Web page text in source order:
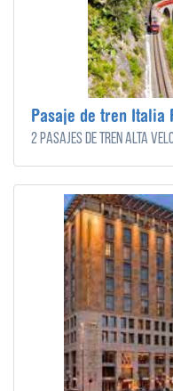
Pasaje de tren Italia
2 pasajes de tren alta